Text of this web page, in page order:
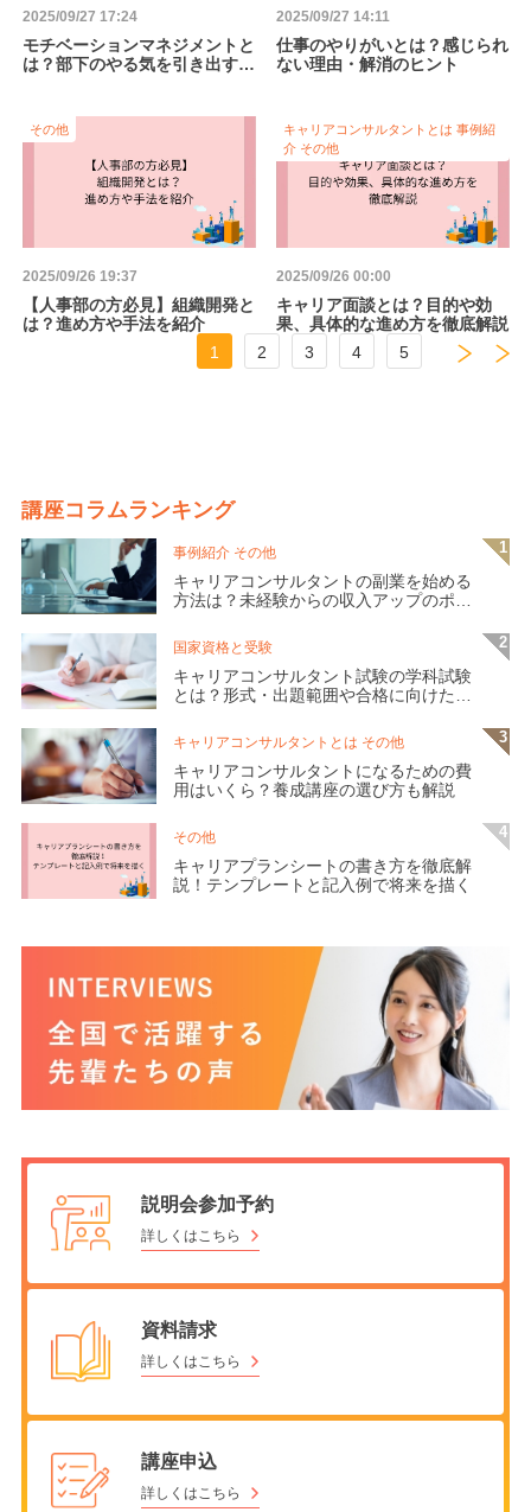
2025/09/27 17:24
モチベーションマネジメントと
は？部下のやる気を引き出す5
2025/09/27 14:11
仕事のやりがいとは？感じられ
ない理由・解消のヒント
その他
2025/09/26 19:37
【人事部の方必見】組織開発と
は？進め方や手法を紹介
キャリアコンサルタントとは 事例紹
介 その他
2025/09/26 00:00
キャリア面談とは？目的や効
果、具体的な進め方を徹底解説
1
2 3 4 5
講座コラムランキング
事例紹介 その他
キャリアコンサルタントの副業を始める
方法は？未経験からの収入アップのポイ
国家資格と受験
キャリアコンサルタント試験の学科試験
とは？形式・出題範囲や合格に向けた対
キャリアコンサルタントとは その他
キャリアコンサルタントになるための費
用はいくら？養成講座の選び方も解説
その他
キャリアプランシートの書き方を徹底解
説！テンプレートと記入例で将来を描く
説明会参加予約
詳しくはこちら
資料請求
詳しくはこちら
講座申込
詳しくはこちら